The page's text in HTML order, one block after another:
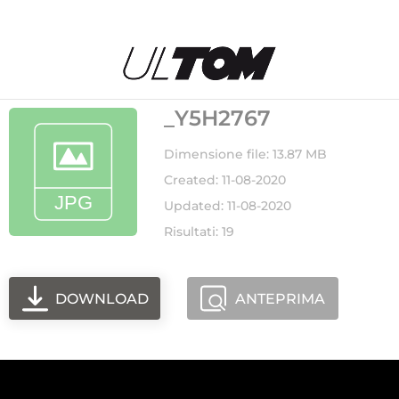
_Y5H2767
Dimensione file: 13.87 MB
Created: 11-08-2020
Updated: 11-08-2020
Risultati: 19
DOWNLOAD ANTEPRIMA